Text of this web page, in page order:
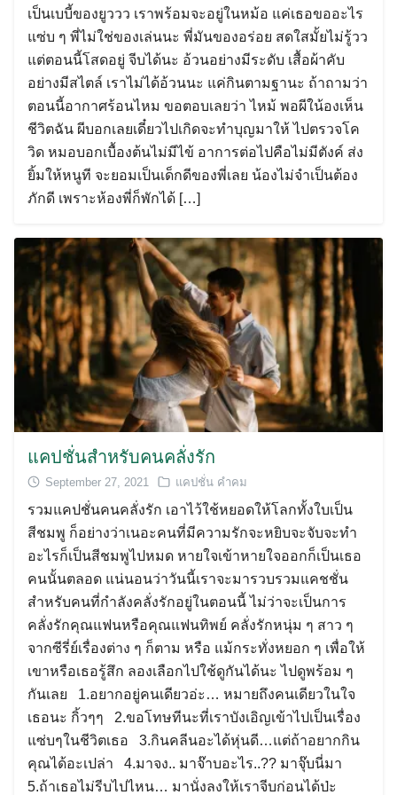
เป็นเบบี้ของยูววว เราพร้อมจะอยู่ในหม้อ แค่เธอขออะไร
แซ่บ ๆ พี่ไม่ใช่ของเล่นนะ พี่มันของอร่อย สดใสมั้ยไม่รู้วว
แต่ตอนนี้โสดอยู่ จีบได้นะ อ้วนอย่างมีระดับ เสื้อผ้าคับ
อย่างมีสไตล์ เราไม่ได้อ้วนนะ แค่กินตามฐานะ ถ้าถามว่า
ตอนนี้อากาศร้อนไหม ขอตอบเลยว่า ไหม้ พอผีใน้องเห็น
ชีวิตฉัน ผีบอกเลยเดี๋ยวไปเกิดจะทำบุญมาให้ ไปตรวจโค
วิด หมอบอกเบื้องต้นไม่มีไข้ อาการต่อไปคือไม่มีตังค์ ส่ง
ยิ้มให้หนูที จะยอมเป็นเด็กดีของพี่เลย น้องไม่จำเป็นต้อง
ภักดี เพราะห้องพี่ก็พักได้ […]
แคปชั่นสำหรับคนคลั่งรัก
September 27, 2021 แคปชั่น คำคม
รวมแคปชั่นคนคลั่งรัก เอาไว้ใช้หยอดให้โลกทั้งใบเป็น
สีชมพู ก็อย่างว่าเนอะคนที่มีความรักจะหยิบจะจับจะทำ
อะไรก็เป็นสีชมพูไปหมด หายใจเข้าหายใจออกก็เป็นเธอ
คนนั้นตลอด แน่นอนว่าวันนี้เราจะมารวบรวมแคชชั่น
สำหรับคนที่กำลังคลั่งรักอยู่ในตอนนี้ ไม่ว่าจะเป็นการ
คลั่งรักคุณแฟนหรือคุณแฟนทิพย์ คลั่งรักหนุ่ม ๆ สาว ๆ
จากซีรี่ย์เรื่องต่าง ๆ ก็ตาม หรือ แม้กระทั่งหยอก ๆ เพื่อให้
เขาหรือเธอรู้สึก ลองเลือกไปใช้ดูกันได้นะ ไปดูพร้อม ๆ
กันเลย 1.อยากอยู่คนเดียวอ่ะ… หมายถึงคนเดียวในใจ
เธอนะ กิ้วๆๆ 2.ขอโทษทีนะที่เราบังเอิญเข้าไปเป็นเรื่อง
แซ่บๆในชีวิตเธอ 3.กินคลีนอะได้หุ่นดี…แต่ถ้าอยากกิน
คุณได้อะเปล่า 4.มาจง.. มาจ๊าบอะไร..?? มาจุ๊บนี่มา
5.ถ้าเธอไม่รีบไปไหน… มานั่งลงให้เราจีบก่อนได้ป่ะ